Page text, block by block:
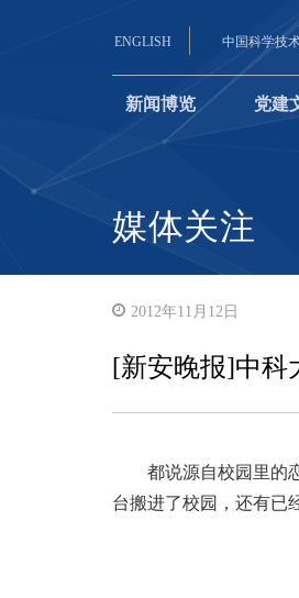
ENGLISH 中国科学技
新闻博览 党建
媒体关注
2012年11月12日
[新安晚报]中科
都说源自校园里的
台搬进了校园，还有已